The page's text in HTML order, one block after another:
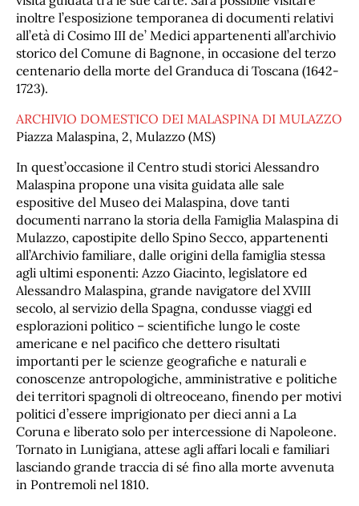
inoltre l’esposizione temporanea di documenti relativi
all’età di Cosimo III de’ Medici appartenenti all’archivio
storico del Comune di Bagnone, in occasione del terzo
centenario della morte del Granduca di Toscana (1642-
1723).
ARCHIVIO DOMESTICO DEI MALASPINA DI MULAZZO
Piazza Malaspina, 2, Mulazzo (MS)
In quest’occasione il Centro studi storici Alessandro
Malaspina propone una visita guidata alle sale
espositive del Museo dei Malaspina, dove tanti
documenti narrano la storia della Famiglia Malaspina di
Mulazzo, capostipite dello Spino Secco, appartenenti
all’Archivio familiare, dalle origini della famiglia stessa
agli ultimi esponenti: Azzo Giacinto, legislatore ed
Alessandro Malaspina, grande navigatore del XVIII
secolo, al servizio della Spagna, condusse viaggi ed
esplorazioni politico – scientifiche lungo le coste
americane e nel pacifico che dettero risultati
importanti per le scienze geografiche e naturali e
conoscenze antropologiche, amministrative e politiche
dei territori spagnoli di oltreoceano, finendo per motivi
politici d’essere imprigionato per dieci anni a La
Coruna e liberato solo per intercessione di Napoleone.
Tornato in Lunigiana, attese agli affari locali e familiari
lasciando grande traccia di sé fino alla morte avvenuta
in Pontremoli nel 1810.